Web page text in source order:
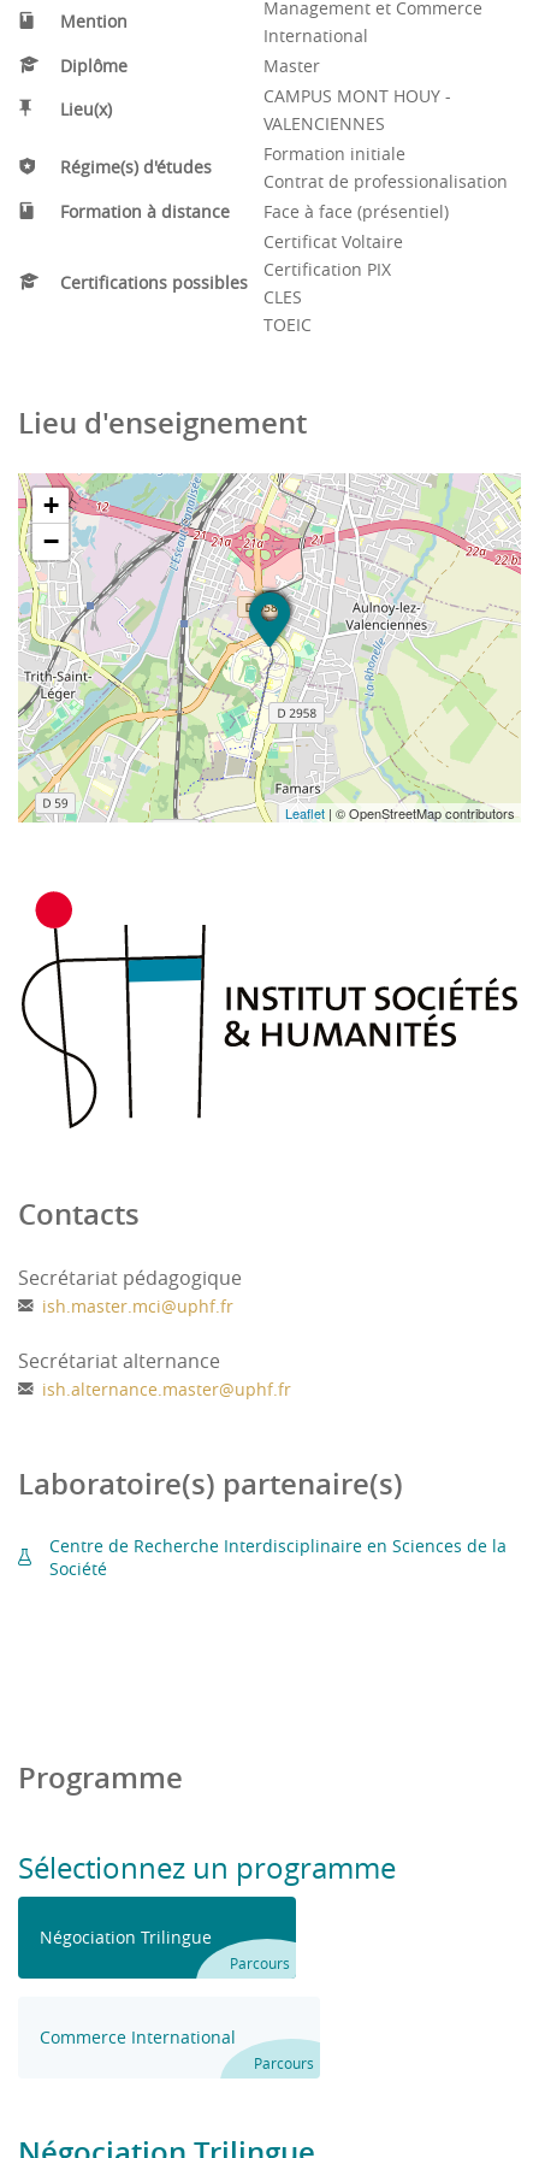
commerciales.
Compétences linguistiques et culturelles :
Maitriser deux langues étrangères à un niveau
professionnel à l'écrit comme à l'oral (Anglais et
Allemand ou Espagnol ou FLE)
Négocier en plusieurs langues étrangères
Identifier les spécificités culturelles des
interlocuteurs étrangers
Appréhender la dimension multiculturelle des
rapports internationaux
dans un contexte d'interculturalité
Analyser et traduire tout document en langue
Traduction spécialisée commerciale,
technique, juridique et économique
Analyser les caractéristiques de
l'environnement et des milieux socio-
économiques des pays étrangers abordés.
Analyser la nature des rapports économiques
entre la France et les différents pays étrangers
étudiés.
Compétences dans la gestion des opérations
commerciales à l'international :
conception, l'organisation et le pilotage des
opérations d'importation, d'exportation ou
d'implantation, au niveau de l'entreprise, d'une
division, d'une unité produit/marque ou zone
géographique
Réaliser des études de marchés étrangers,
effectuer un diagnostic commercial et
concurrentiel des marchés à aborder
Réaliser une étude des risques commerciaux,
Fonction achat
Supply chain management
Mention
Management et Commerce
International
Diplôme
Master
Lieu(x)
CAMPUS MONT HOUY -
VALENCIENNES
Régime(s) d'études
Formation initiale
Contrat de professionalisation
Formation à distance
Face à face (présentiel)
Certifications possibles
Certificat Voltaire
Certification PIX
CLES
TOEIC
Lieu d'enseignement
+
−
Leaflet | © OpenStreetMap contributors
Contacts
Secrétariat pédagogique
ish.master.mci@uphf.fr
Secrétariat alternance
ish.alternance.master@uphf.fr
Laboratoire(s) partenaire(s)
Centre de Recherche Interdisciplinaire en Sciences de la
Société
Programme
Sélectionnez un programme
Négociation Trilingue
Parcours
Commerce International
Parcours